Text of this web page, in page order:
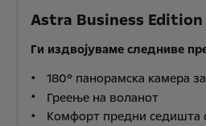
Astra Business Edition
Ги издвојуваме следниве
180° панорамска камера
Греење на воланот
Комфорт предни седишта